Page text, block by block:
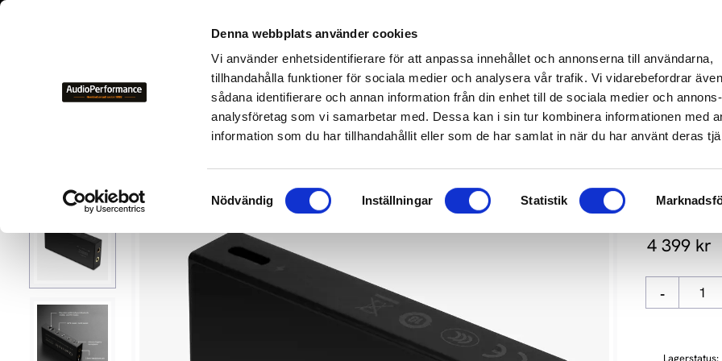
Denna webbplats använder cookies
Vi använder enhetsidentifierare för att anpassa innehållet och annonserna till användarna,
tillhandahålla funktioner för sociala medier och analysera vår trafik. Vi vidarebefordrar
sådana identifierare och annan information från din enhet till de sociala medier och
analysföretag som vi samarbetar med. Dessa kan i sin tur kombinera informationen med
information som du har tillhandahållit eller som de har samlat in när du har använt deras
a
Nödvändig Inställningar Statistik
BEGAGNAD HIFI TILLVERKARE SKIVSPELARE STEREO HEMMABIO
Nyheter
Portabel
4 399 kr
-